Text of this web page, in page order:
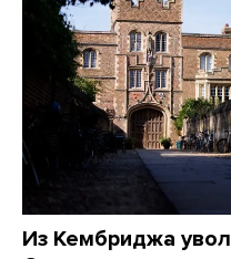
Из Кембриджа